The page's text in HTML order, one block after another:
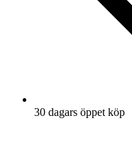
30 dagars öppet köp